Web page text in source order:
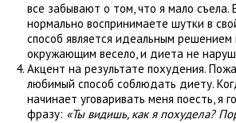
все забывают о том, что я мало съела.
нормально воспринимаете шутки в
способ является идеальным решением
окружающим весело, и диета не
Акцент на результате похудения.
любимый способ соблюдать диету.
начинает уговаривать меня поесть, я
фразу: «Ты видишь, как я похудела?